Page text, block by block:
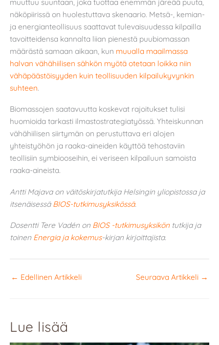
näköpiirissä on huolestuttava skenaario. Metsä-, kemian-
ja energianteollisuus saattavat tulevaisuudessa kilpailla
tavoitteidensa kannalta liian pienestä puubiomassan
määrästä samaan aikaan, kun muualla maailmassa
halvan vähähiilisen sähkön myötä otetaan loikka niin
vähäpäästöisyyden kuin teollisuuden kilpailukyvynkin
suhteen.
Biomassojen saatavuutta koskevat rajoitukset tulisi
huomioida tarkasti ilmastostrategiatyössä. Yhteiskunnan
vähähiilisen siirtymän on perustuttava eri alojen
yhteistyöhön ja raaka-aineiden käyttöä tehostaviin
teollisiin symbiooseihin, ei veriseen kilpailuun samoista
raaka-aineista.
Antti Majava on väitöskirjatutkija Helsingin yliopistossa ja
itsenäisessä BIOS-tutkimusyksikössä.
Dosentti Tere Vadén on BIOS -tutkimusyksiköntutkija ja
toinen Energia ja kokemus-kirjan kirjoittajista.
← Edellinen Artikkeli Seuraava Artikkeli →
Lue lisää